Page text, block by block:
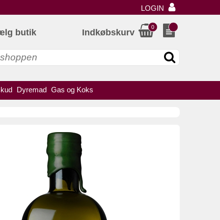
LOGIN
butik
Dyremad Gas og Koks
Indkøbskurv
0